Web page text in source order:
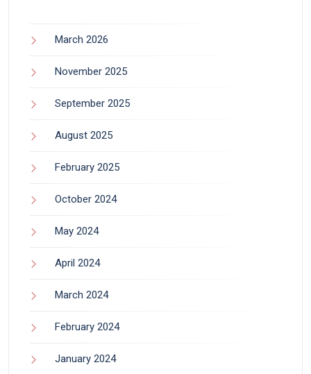
March 2026
November 2025
September 2025
August 2025
February 2025
October 2024
May 2024
April 2024
March 2024
February 2024
January 2024